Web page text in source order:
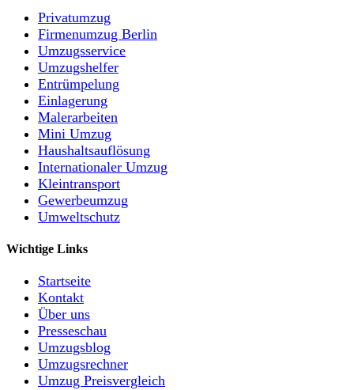
Privatumzug
Firmenumzug Berlin
Umzugsservice
Umzugshelfer
Entrümpelung
Einlagerung
Malerarbeiten
Mini Umzug
Haushaltsauflösung
Internationaler Umzug
Kleintransport
Gewerbeumzug
Umweltschutz
Wichtige Links
Startseite
Kontakt
Über uns
Presseschau
Umzugsblog
Umzugsrechner
Umzug Preisvergleich